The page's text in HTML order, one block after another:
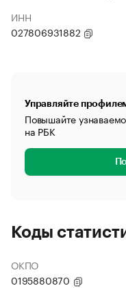
ИНН
027806931882
Управляйте
Повышайте
на РБК
Коды
ОКПО
0195880870